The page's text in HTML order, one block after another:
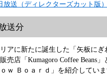
放送（ディレクターズカット版）
送分
アに新たに誕生した「矢板にぎ
売店「Kumagoro Coffee Beans
ｗ Ｂｏａｒｄ」を紹介していま